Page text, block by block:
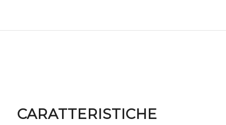
CARATTERISTICHE